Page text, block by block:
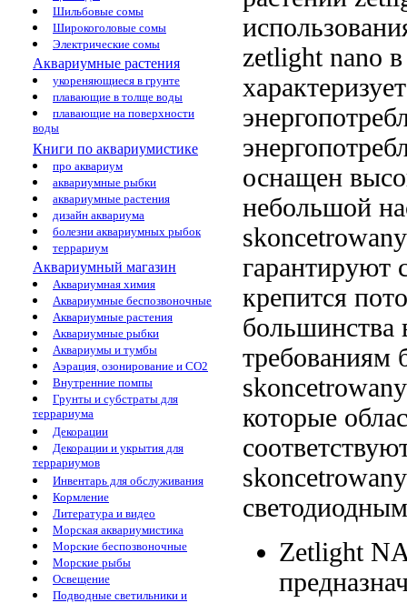
Шильбовые сомы
Широкоголовые сомы
Электрические сомы
Аквариумные растения
укореняющиеся в грунте
плавающие в толще воды
плавающие на поверхности
воды
Книги по аквариумистике
про аквариум
аквариумные рыбки
аквариумные растения
дизайн аквариума
болезни аквариумных рыбок
террариум
Аквариумный магазин
Аквариумная химия
Аквариумные беспозвоночные
Аквариумные растения
Аквариумные рыбки
Аквариумы и тумбы
Аэрация, озонирование и CO2
Внутренние помпы
Грунты и субстраты для
террариума
Декорации
Декорации и укрытия для
террариумов
Инвентарь для обслуживания
Кормление
Литература и видео
Морская аквариумистика
Морские беспозвоночные
Морские рыбы
Освещение
Подводные светильники и
zetlight nano
оснащен
небольшой
гарантируют
крепится
большинства
требованиям
которые
Zetlight